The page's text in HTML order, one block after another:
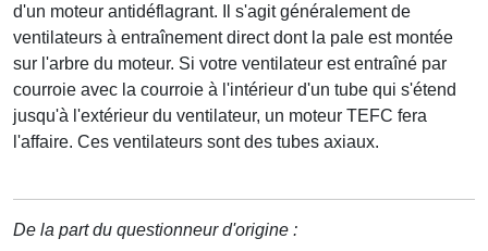
d'un moteur antidéflagrant. Il s'agit généralement de
ventilateurs à entraînement direct dont la pale est montée
sur l'arbre du moteur. Si votre ventilateur est entraîné par
courroie avec la courroie à l'intérieur d'un tube qui s'étend
jusqu'à l'extérieur du ventilateur, un moteur TEFC fera
l'affaire. Ces ventilateurs sont des tubes axiaux.
De la part du questionneur d'origine :